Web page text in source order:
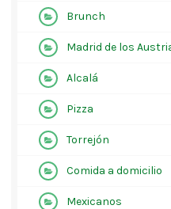
Brunch
Madrid de los
Alcalá
Pizza
Torrejón
Comida a domicilio
Mexicanos